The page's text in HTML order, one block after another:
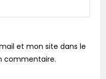
et mon site dans le
commentaire.